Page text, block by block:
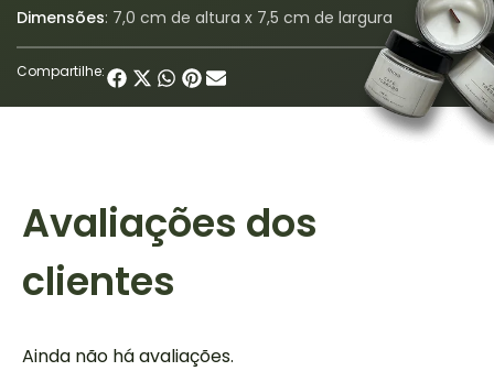
Dimensões: 7,0 cm de altura x 7,5 cm de largura
Compartilhe:
Avaliações dos
clientes
Ainda não há avaliações.